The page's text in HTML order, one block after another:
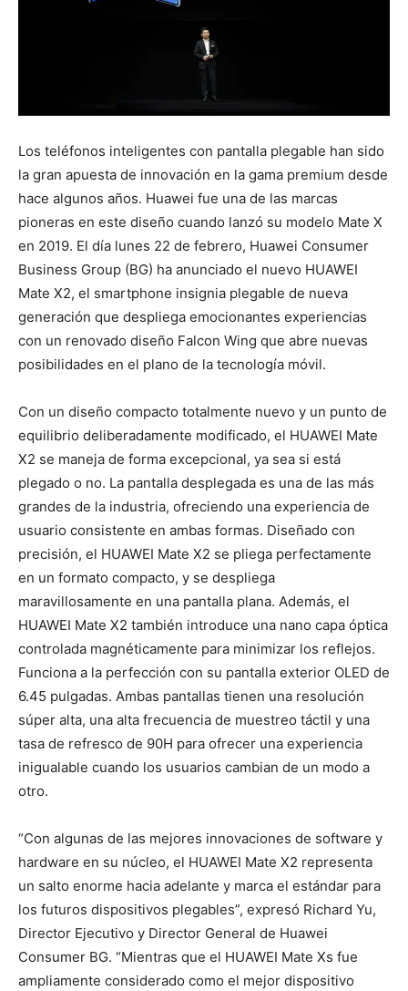
Los teléfonos inteligentes con pantalla plegable han sido
la gran apuesta de innovación en la gama premium desde
hace algunos años. Huawei fue una de las marcas
pioneras en este diseño cuando lanzó su modelo Mate X
en 2019. El día lunes 22 de febrero, Huawei Consumer
Business Group (BG) ha anunciado el nuevo HUAWEI
Mate X2, el smartphone insignia plegable de nueva
generación que despliega emocionantes experiencias
con un renovado diseño Falcon Wing que abre nuevas
posibilidades en el plano de la tecnología móvil.
Con un diseño compacto totalmente nuevo y un punto de
equilibrio deliberadamente modificado, el HUAWEI Mate
X2 se maneja de forma excepcional, ya sea si está
plegado o no. La pantalla desplegada es una de las más
grandes de la industria, ofreciendo una experiencia de
usuario consistente en ambas formas. Diseñado con
precisión, el HUAWEI Mate X2 se pliega perfectamente
en un formato compacto, y se despliega
maravillosamente en una pantalla plana. Además, el
HUAWEI Mate X2 también introduce una nano capa óptica
controlada magnéticamente para minimizar los reflejos.
Funciona a la perfección con su pantalla exterior OLED de
6.45 pulgadas. Ambas pantallas tienen una resolución
súper alta, una alta frecuencia de muestreo táctil y una
tasa de refresco de 90H para ofrecer una experiencia
inigualable cuando los usuarios cambian de un modo a
otro.
“Con algunas de las mejores innovaciones de software y
hardware en su núcleo, el HUAWEI Mate X2 representa
un salto enorme hacia adelante y marca el estándar para
los futuros dispositivos plegables”, expresó Richard Yu,
Director Ejecutivo y Director General de Huawei
Consumer BG. “Mientras que el HUAWEI Mate Xs fue
ampliamente considerado como el mejor dispositivo